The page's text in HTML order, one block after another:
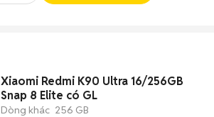
Xiaomi Redmi K90 Ultra 16/256GB
Snap 8 Elite có GL
Dòng khác 256 GB